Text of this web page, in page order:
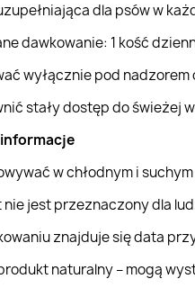
dla psów w
dawkowanie: 1 kość
wyłącznie pod nadzorem
stały dostęp do świeżej
w chłodnym i
nie jest przeznaczony dla
znajduje się data
naturalny – mogą